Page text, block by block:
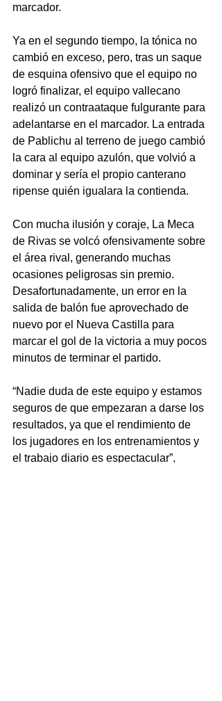
marcador.
Ya en el segundo tiempo, la tónica no
cambió en exceso, pero, tras un saque
de esquina ofensivo que el equipo no
logró finalizar, el equipo vallecano
realizó un contraataque fulgurante para
adelantarse en el marcador. La entrada
de Pablichu al terreno de juego cambió
la cara al equipo azulón, que volvió a
dominar y sería el propio canterano
ripense quién igualara la contienda.
Con mucha ilusión y coraje, La Meca
de Rivas se volcó ofensivamente sobre
el área rival, generando muchas
ocasiones peligrosas sin premio.
Desafortunadamente, un error en la
salida de balón fue aprovechado de
nuevo por el Nueva Castilla para
marcar el gol de la victoria a muy pocos
minutos de terminar el partido.
“Nadie duda de este equipo y estamos
seguros de que empezaran a darse los
resultados, ya que el rendimiento de
los jugadores en los entrenamientos y
el trabajo diario es espectacular”,